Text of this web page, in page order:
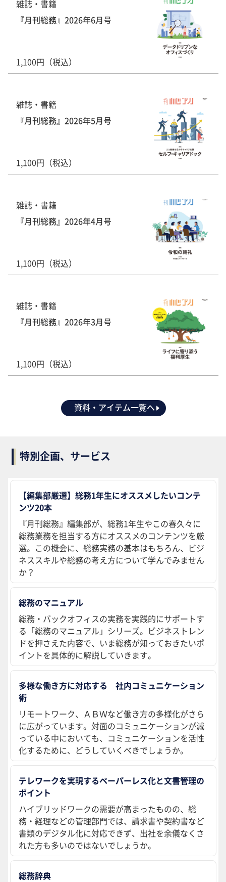
雑誌・書籍
『月刊総務』2026年6月号
1,100円（税込）
雑誌・書籍
『月刊総務』2026年5月号
1,100円（税込）
雑誌・書籍
『月刊総務』2026年4月号
1,100円（税込）
雑誌・書籍
『月刊総務』2026年3月号
1,100円（税込）
資料・アイテム一覧へ
特別企画、サービス
【編集部厳選】総務1年生にオススメしたいコンテ
ンツ20本
『月刊総務』編集部が、総務1年生やこの春久々に
総務業務を担当する方にオススメのコンテンツを厳
選。この機会に、総務実務の基本はもちろん、ビジ
ネススキルや総務の考え方について学んでみません
か？
総務のマニュアル
総務・バックオフィスの実務を実践的にサポートす
る「総務のマニュアル」シリーズ。ビジネストレン
ドを押さえた内容で、いま総務が知っておきたいポ
イントを具体的に解説していきます。
多様な働き方に対応する 社内コミュニケーション
術
リモートワーク、ＡＢＷなど働き方の多様化がさら
に広がっています。対面のコミュニケーションが減
っている中においても、コミュニケーションを活性
化するために、どうしていくべきでしょうか。
テレワークを実現するペーパーレス化と文書管理の
ポイント
ハイブリッドワークの需要が高まったものの、総
務・経理などの管理部門では、請求書や契約書など
書類のデジタル化に対応できず、出社を余儀なくさ
れた方も多いのではないでしょうか。
総務辞典